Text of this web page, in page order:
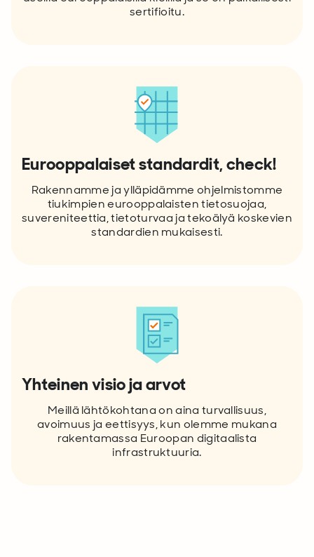
sertifioitu.
Eurooppalaiset standardit, check!
Rakennamme ja ylläpidämme ohjelmistomme
tiukimpien eurooppalaisten tietosuojaa,
suvereniteettia, tietoturvaa ja tekoälyä koskevien
standardien mukaisesti.
Yhteinen visio ja arvot
Meillä lähtökohtana on aina turvallisuus,
avoimuus ja eettisyys, kun olemme mukana
rakentamassa Euroopan digitaalista
infrastruktuuria.